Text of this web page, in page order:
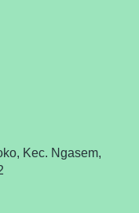
Kec. Ngasem,